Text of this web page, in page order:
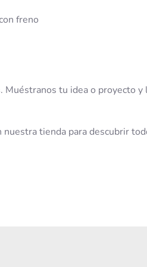
freno
tu idea o proyecto y
tienda para descubrir